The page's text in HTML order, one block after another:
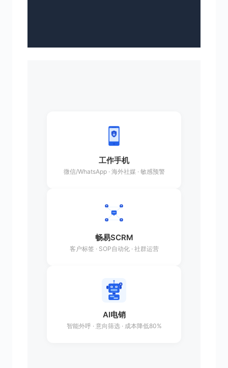
工作手机
微信/WhatsApp · 海外社媒 · 敏感预警
畅易SCRM
客户标签 · SOP自动化 · 社群运营
AI电销
智能外呼 · 意向筛选 · 成本降低80%